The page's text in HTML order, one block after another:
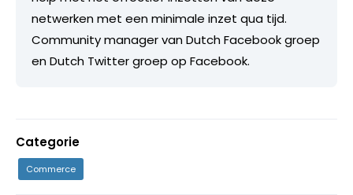
netwerken met een minimale inzet qua tijd.
Community manager van Dutch Facebook groep
en Dutch Twitter groep op Facebook.
Categorie
Commerce